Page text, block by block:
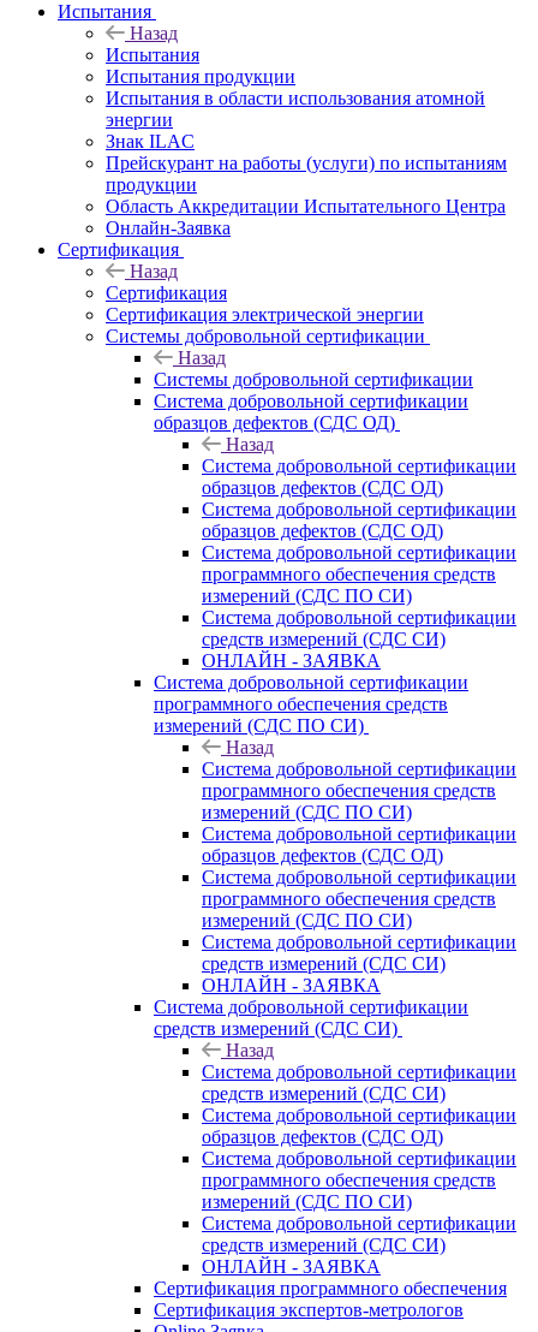
Испытания
Назад
Испытания
Испытания продукции
Испытания в области использования атомной
энергии
Знак ILAC
Прейскурант на работы (услуги) по испытаниям
продукции
Область Аккредитации Испытательного Центра
Онлайн-Заявка
Сертификация
Назад
Сертификация
Сертификация электрической энергии
Системы добровольной сертификации
Назад
Системы добровольной сертификации
Система добровольной сертификации
образцов дефектов (СДС ОД)
Назад
Система добровольной сертификации
образцов дефектов (СДС ОД)
Система добровольной сертификации
образцов дефектов (СДС ОД)
Система добровольной сертификации
программного обеспечения средств
измерений (СДС ПО СИ)
Система добровольной сертификации
средств измерений (СДС СИ)
ОНЛАЙН - ЗАЯВКА
Система добровольной сертификации
программного обеспечения средств
измерений (СДС ПО СИ)
Назад
Система добровольной сертификации
программного обеспечения средств
измерений (СДС ПО СИ)
Система добровольной сертификации
образцов дефектов (СДС ОД)
Система добровольной сертификации
программного обеспечения средств
измерений (СДС ПО СИ)
Система добровольной сертификации
средств измерений (СДС СИ)
ОНЛАЙН - ЗАЯВКА
Система добровольной сертификации
средств измерений (СДС СИ)
Назад
Система добровольной сертификации
средств измерений (СДС СИ)
Система добровольной сертификации
образцов дефектов (СДС ОД)
Система добровольной сертификации
программного обеспечения средств
измерений (СДС ПО СИ)
Система добровольной сертификации
средств измерений (СДС СИ)
ОНЛАЙН - ЗАЯВКА
Сертификация программного обеспечения
Сертификация экспертов-метрологов